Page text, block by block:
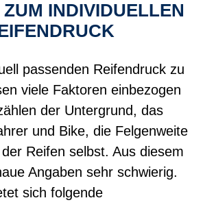
INDIVIDUELLEN
passenden Reifendruck zu
viele Faktoren einbezogen
der Untergrund, das
und Bike, die Felgenweite
Reifen selbst. Aus diesem
Angaben sehr schwierig.
sich folgende